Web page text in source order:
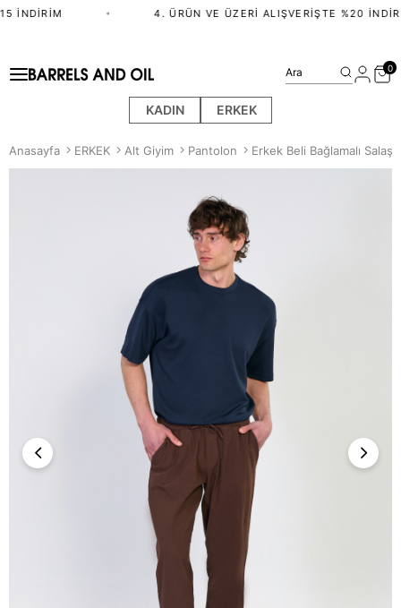
İNDIRIM 4. ÜRÜN VE ÜZERI ALIŞVERIŞTE %20
KADIN ERKEK
Ara 0
Anasayfa ERKEK Alt Giyim Pantolon Erkek Beli Bağlamalı